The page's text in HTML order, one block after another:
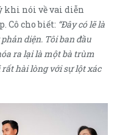
khi nói về vai diễn
Cô cho biết: “Đây có lẽ là
diện. Tôi ban đầu
ra lại là một bà trùm
hài lòng với sự lột xác